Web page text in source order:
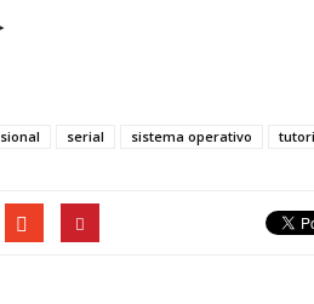
serial sistema operativo